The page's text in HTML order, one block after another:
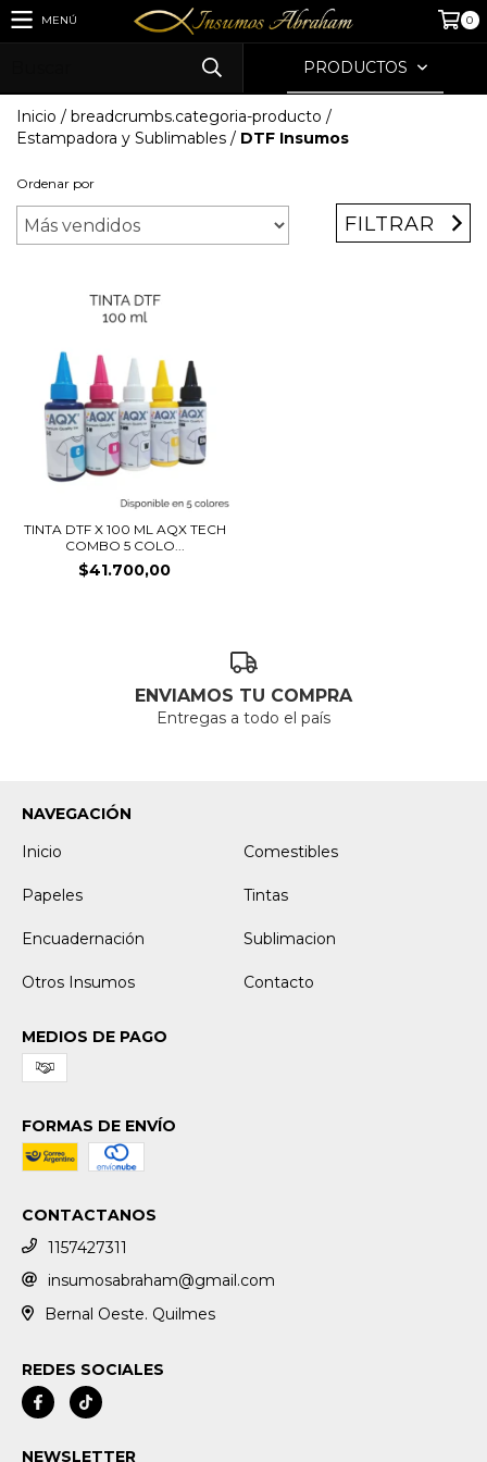
MENÚ 0
PRODUCTOS
Inicio / breadcrumbs.categoria-producto /
Estampadora y Sublimables / DTF Insumos
Ordenar por
FILTRAR
TINTA DTF X 100 ML AQX TECH
COMBO 5 COLO...
$41.700,00
ENVIAMOS TU COMPRA
Entregas a todo el país
NAVEGACIÓN
Inicio
Comestibles
Papeles Tintas
Encuadernación Sublimacion
Otros Insumos Contacto
MEDIOS DE PAGO
FORMAS DE ENVÍO
CONTACTANOS
1157427311
insumosabraham@gmail.com
Bernal Oeste. Quilmes
REDES SOCIALES
NEWSLETTER